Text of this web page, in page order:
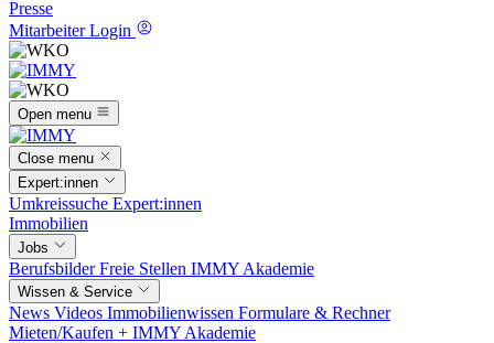
Presse
Mitarbeiter Login
Open menu
Close menu
Expert:innen
Umkreissuche Expert:innen
Immobilien
Jobs
BerufsbilderFreie Stellen IMMY Akademie
Wissen & Service
News Videos Immobilienwissen Formulare & Rechner
Mieten/Kaufen + IMMY Akademie